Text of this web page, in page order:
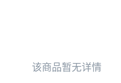
该商品暂无详情